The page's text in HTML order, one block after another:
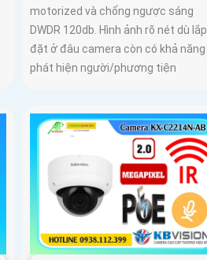
motorized và chống ngược sáng
DWDR 120db. Hình ảnh rõ nét dù lắp
đặt ở đâu camera còn có khả năng
phát hiện người/phương tiện